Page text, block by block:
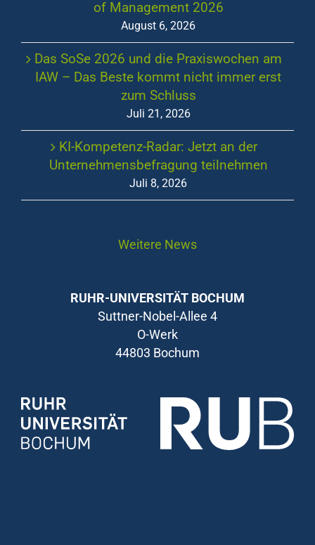
of Management 2026
August 6, 2026
Das SoSe 2026 und die Praxiswochen am
IAW – Das Beste kommt nicht immer erst
zum Schluss
Juli 21, 2026
KI-Kompetenz-Radar: Jetzt an der
Unternehmensbefragung teilnehmen
Juli 8, 2026
Weitere News
RUHR-UNIVERSITÄT BOCHUM
Suttner-Nobel-Allee 4
O-Werk
44803 Bochum